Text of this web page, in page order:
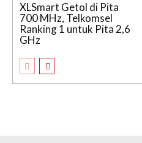
XLSmart Getol di Pita
700 MHz, Telkomsel
Ranking 1 untuk Pita 2,6
GHz